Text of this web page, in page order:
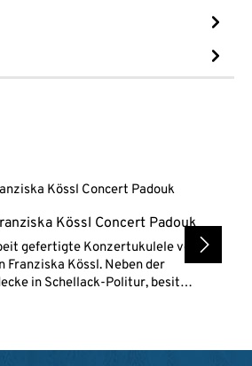
Kössl Concert Padouk
gefertigte Konzertukulele von
Kössl. Neben der
in Schellack-Politur, besitzt
lauten aber auch sehr
Alpenfichte